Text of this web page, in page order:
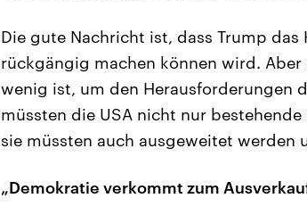
Die gute Nachricht ist, dass Trump
rückgängig machen können wird.
wenig ist, um den Herausforderungen
müssten die USA nicht nur
sie müssten auch ausgeweitet werden
„Demokratie verkommt zum